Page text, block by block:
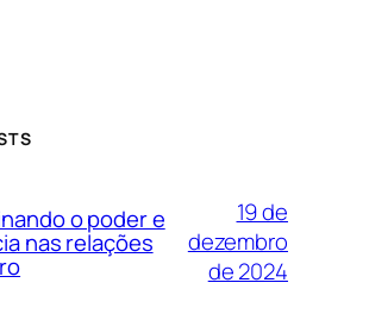
o poder e
nas relações
19 de
dezembro
de 2024